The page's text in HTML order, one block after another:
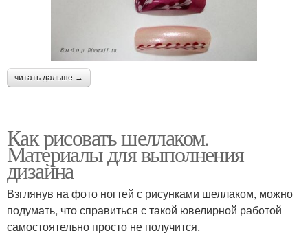
читать дальше →
Как рисовать шеллаком.
Материалы для выполнения
дизайна
Взглянув на фото ногтей с рисунками шеллаком, можно
подумать, что справиться с такой ювелирной работой
самостоятельно просто не получится.